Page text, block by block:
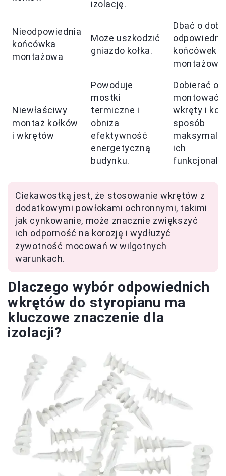
izolację.
Nieodpowiednia
końcówka
montażowa
Może uszkodzić
gniazdo kołka.
Dbać o
końcówek
Niewłaściwy
montaż kołków
i wkrętów
Powoduje
mostki
termiczne i
obniża
efektywność
energetyczną
budynku.
Dobierać
montować
wkręty i
sposób
ich
Ciekawostką jest, że stosowanie wkrętów z
dodatkowymi powłokami ochronnymi, takimi
jak cynkowanie, może znacznie zwiększyć
ich odporność na korozję i wydłużyć
żywotność mocowań w wilgotnych
warunkach.
Dlaczego wybór odpowiednich
wkrętów do styropianu ma
kluczowe znaczenie dla
izolacji?